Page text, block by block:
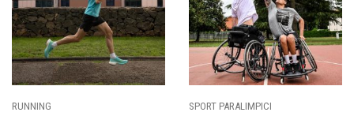
PARALIMPICI CALCIO